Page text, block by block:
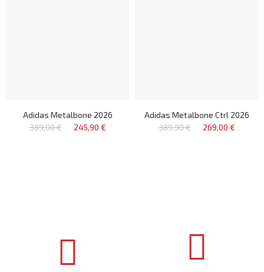
Adidas Metalbone 2026
389,00 €
245,90 €
Adidas Metalbone Ctrl 2026
389,90 €
269,00 €